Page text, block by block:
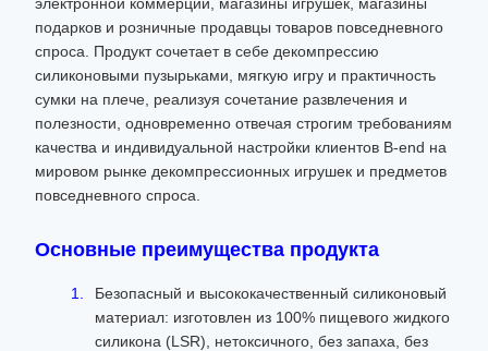
подарков и розничные продавцы товаров повседневного
спроса. Продукт сочетает в себе декомпрессию
силиконовыми пузырьками, мягкую игру и практичность
сумки на плече, реализуя сочетание развлечения и
полезности, одновременно отвечая строгим требованиям
качества и индивидуальной настройки клиентов B-end на
мировом рынке декомпрессионных игрушек и предметов
повседневного спроса.
Основные преимущества продукта
Безопасный и высококачественный силиконовый
материал: изготовлен из 100% пищевого жидкого
силикона (LSR), нетоксичного, без запаха, без